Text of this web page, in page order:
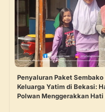
Penyaluran Paket
Keluarga Yatim di Bekasi:
Polwan Menggerakkan Hati